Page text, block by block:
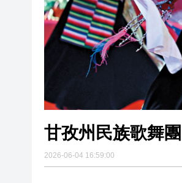
甘孜州民族歌舞
2026-06-04 16:59:00